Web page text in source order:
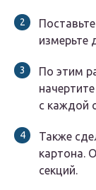
измерьте
По этим
с каждой
Также
картона.
секций.